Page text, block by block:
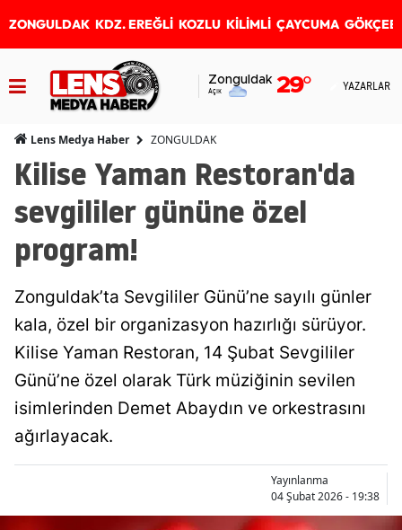
ZONGULDAK KDZ. EREĞLİ KOZLU KİLİMLİ ÇAYCUMA
Zonguldak
Açık 29° YAZARLAR
Lens Medya Haber ZONGULDAK
Kilise Yaman Restoran'da
sevgililer gününe özel
program!
Zonguldak’ta Sevgililer Günü’ne sayılı günler
kala, özel bir organizasyon hazırlığı sürüyor.
Kilise Yaman Restoran, 14 Şubat Sevgililer
Günü’ne özel olarak Türk müziğinin sevilen
isimlerinden Demet Abaydın ve orkestrasını
ağırlayacak.
Yayınlanma
04 Şubat 2026 - 19:38